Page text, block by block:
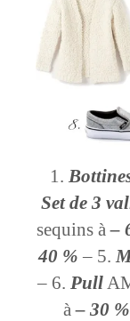
Set de 3
sequins à –
40 % – 5.
– 6. Pull
à– 30 %